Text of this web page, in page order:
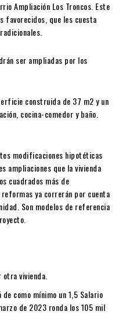
Ampliación Los Troncos. Este
favorecidos, que les cuesta
ser ampliadas por los
construida de 37 m2 y un
cocina-comedor y baño.
modificaciones hipotéticas
ampliaciones que la vivienda
cuadrados más de
ya correrán por cuenta
Son modelos de referencia
vivienda.
como mínimo un 1,5 Salario
de 2023 ronda los 105 mil